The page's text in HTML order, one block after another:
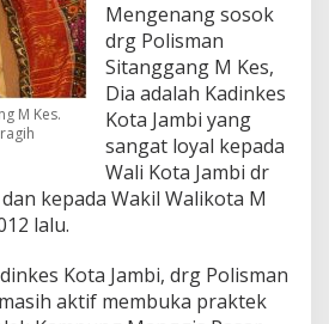
M Kes.
Mengenang sosok
drg Polisman
Sitanggang M Kes,
Dia adalah Kadinkes
Kota Jambi yang
sangat loyal kepada
Wali Kota Jambi dr
kepada Wakil Walikota M
lalu.
Kota Jambi, drg Polisman
aktif membuka praktek